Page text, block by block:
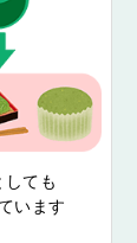
しても
います